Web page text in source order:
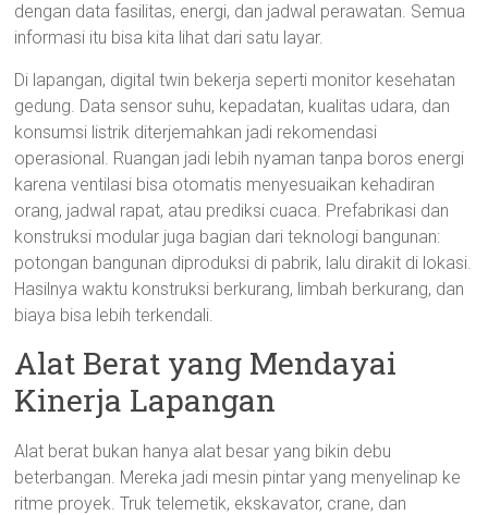
dengan data fasilitas, energi, dan jadwal perawatan. Semua
informasi itu bisa kita lihat dari satu layar.
Di lapangan, digital twin bekerja seperti monitor kesehatan
gedung. Data sensor suhu, kepadatan, kualitas udara, dan
konsumsi listrik diterjemahkan jadi rekomendasi
operasional. Ruangan jadi lebih nyaman tanpa boros energi
karena ventilasi bisa otomatis menyesuaikan kehadiran
orang, jadwal rapat, atau prediksi cuaca. Prefabrikasi dan
konstruksi modular juga bagian dari teknologi bangunan:
potongan bangunan diproduksi di pabrik, lalu dirakit di lokasi.
Hasilnya waktu konstruksi berkurang, limbah berkurang, dan
biaya bisa lebih terkendali.
Alat Berat yang Mendayai
Kinerja Lapangan
Alat berat bukan hanya alat besar yang bikin debu
beterbangan. Mereka jadi mesin pintar yang menyelinap ke
ritme proyek. Truk telemetik, ekskavator, crane, dan